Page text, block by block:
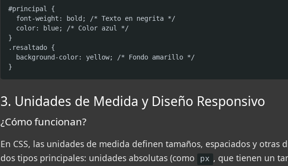
#principal {
  font-weight: bold; /* Texto en negrita */
  color: blue; /* Color azul */
}
.resaltado {
  background-color: yellow; /* Fondo amarillo */
}
3. Unidades de Medida y Diseño Responsivo
¿Cómo funcionan?
En CSS, las unidades de medida definen tamaños, espaciados y otras
dos tipos principales: unidades absolutas (como
px , que tienen un